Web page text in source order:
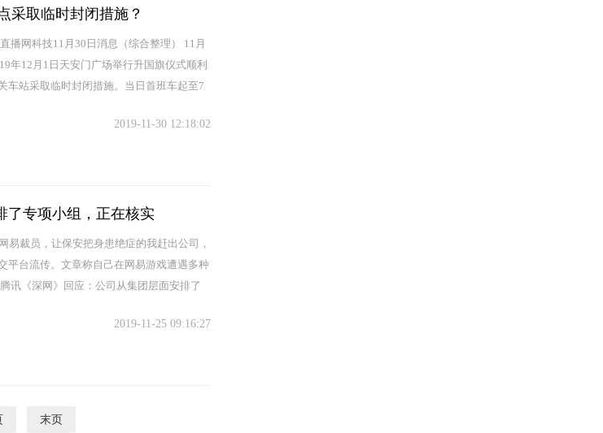
采取临时封闭措施？
播网科技11月30日消息（综合整理） 11月
年12月1日天安门广场举行升国旗仪式顺利
车站采取临时封闭措施。当日首班车起至7
2019-11-30 12:18:02
了专项小组，正在核实
易裁员，让保安把身患绝症的我赶出公司，
平台流传。文章称自己在网易游戏遭遇多种
讯《深网》回应：公司从集团层面安排了
2019-11-25 09:16:27
末页